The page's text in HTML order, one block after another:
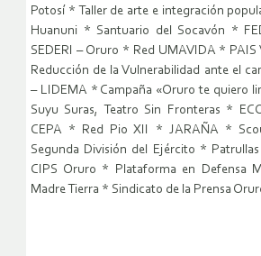
Potosí * Taller de arte e integración
Huanuni * Santuario del Socavón *
SEDERI – Oruro * Red UMAVIDA *
Reducción de la Vulnerabilidad ante el
– LIDEMA * Campaña «Oruro te quiero
Suyu Suras, Teatro Sin Fronteras *
CEPA * Red Pio XII * JARAÑA *
Segunda División del Ejército *
CIPS Oruro * Plataforma en Defensa
Madre Tierra * Sindicato de la Prensa